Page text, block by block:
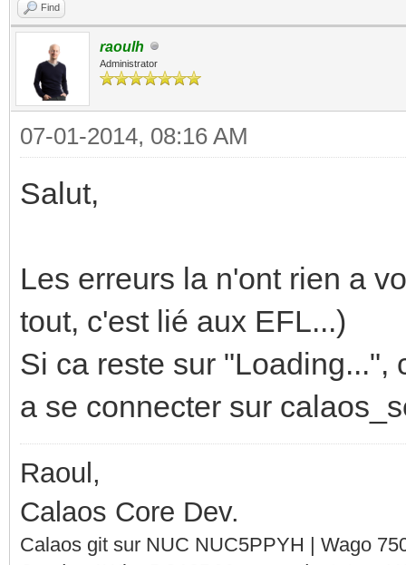
Find
raoulh
Administrator
07-01-2014, 08:16 AM
Salut,
Les erreurs la n'ont rien a
tout, c'est lié aux EFL...)
Si ca reste sur "Loading...",
a se connecter sur
Raoul,
Calaos Core Dev.
Calaos git sur NUC NUC5PPYH | Wago